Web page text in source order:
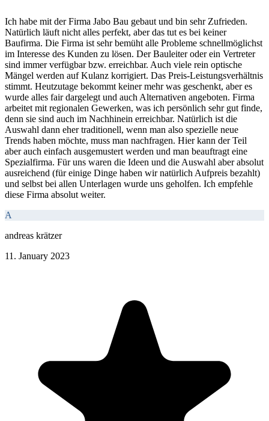
Ich habe mit der Firma Jabo Bau gebaut und bin sehr Zufrieden.
Natürlich läuft nicht alles perfekt, aber das tut es bei keiner
Baufirma. Die Firma ist sehr bemüht alle Probleme schnellmöglichst
im Interesse des Kunden zu lösen. Der Bauleiter oder ein Vertreter
sind immer verfügbar bzw. erreichbar. Auch viele rein optische
Mängel werden auf Kulanz korrigiert. Das Preis-Leistungsverhältnis
stimmt. Heutzutage bekommt keiner mehr was geschenkt, aber es
wurde alles fair dargelegt und auch Alternativen angeboten. Firma
arbeitet mit regionalen Gewerken, was ich persönlich sehr gut finde,
denn sie sind auch im Nachhinein erreichbar. Natürlich ist die
Auswahl dann eher traditionell, wenn man also spezielle neue
Trends haben möchte, muss man nachfragen. Hier kann der Teil
aber auch einfach ausgemustert werden und man beauftragt eine
Spezialfirma. Für uns waren die Ideen und die Auswahl aber absolut
ausreichend (für einige Dinge haben wir natürlich Aufpreis bezahlt)
und selbst bei allen Unterlagen wurde uns geholfen. Ich empfehle
diese Firma absolut weiter.
A
andreas krätzer
11. January 2023